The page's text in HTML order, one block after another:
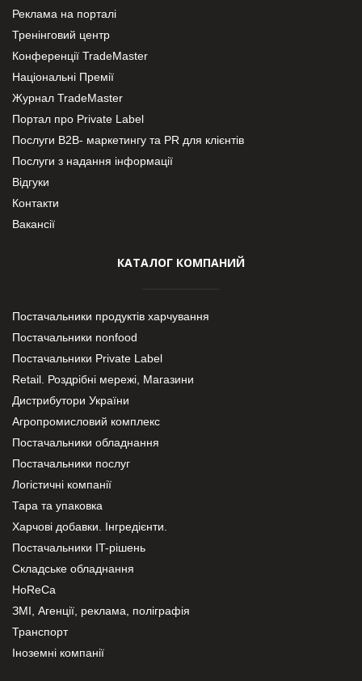
Реклама на порталі
Тренінговий центр
Конференції TradeMaster
Національні Премії
Журнал TradeMaster
Портал про Private Label
Послуги В2В- маркетингу та PR для клієнтів
Послуги з надання інформації
Відгуки
Контакти
Вакансії
КАТАЛОГ КОМПАНИЙ
Постачальники продуктів харчування
Постачальники nonfood
Постачальники Private Label
Retail. Роздрібні мережі, Магазини
Дистрибутори України
Агропромисловий комплекс
Постачальники обладнання
Постачальники послуг
Логістичні компанії
Тара та упаковка
Харчові добавки. Інгредієнти.
Постачальники IT-рішень
Складське обладнання
HoReCa
ЗМІ, Агенції, реклама, поліграфія
Транспорт
Іноземні компанії